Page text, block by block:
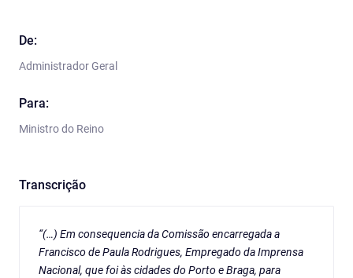
De:
Administrador Geral
Para:
Ministro do Reino
Transcrição
“(…) Em consequencia da Comissão encarregada a
Francisco de Paula Rodrigues, Empregado da Imprensa
Nacional, que foi às cidades do Porto e Braga, para